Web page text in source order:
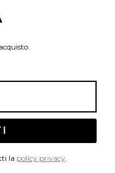
la policy privacy.